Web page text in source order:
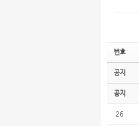
번호
공지
공지
26